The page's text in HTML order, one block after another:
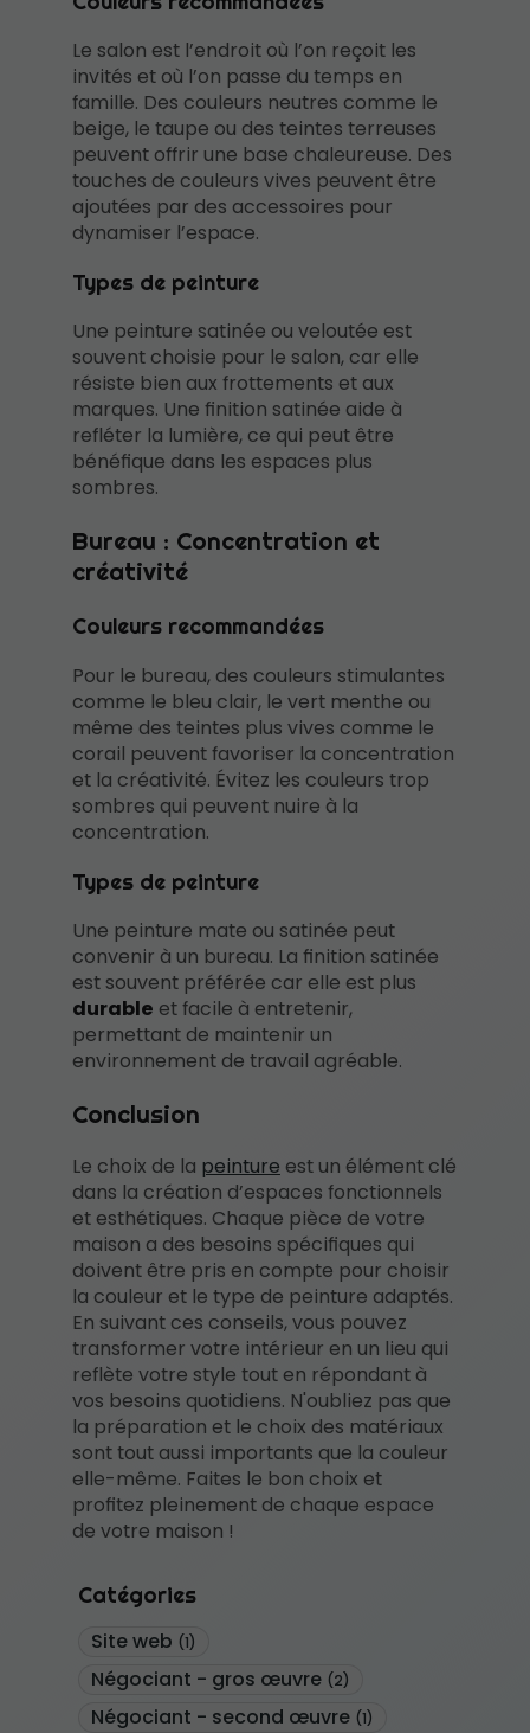
Catégories
Site web (1)
Négociant - gros œuvre (2)
Négociant - second œuvre (1)
Le salon est l’endroit où l’on reçoit les
invités et où l’on passe du temps en
famille. Des couleurs neutres comme le
beige, le taupe ou des teintes terreuses
peuvent offrir une base chaleureuse. Des
touches de couleurs vives peuvent être
ajoutées par des accessoires pour
dynamiser l’espace.
Types de peinture
Une peinture satinée ou veloutée est
souvent choisie pour le salon, car elle
résiste bien aux frottements et aux
marques. Une finition satinée aide à
refléter la lumière, ce qui peut être
bénéfique dans les espaces plus
sombres.
Bureau : Concentration et
créativité
Couleurs recommandées
Pour le bureau, des couleurs stimulantes
comme le bleu clair, le vert menthe ou
même des teintes plus vives comme le
corail peuvent favoriser la concentration
et la créativité. Évitez les couleurs trop
sombres qui peuvent nuire à la
concentration.
Types de peinture
Une peinture mate ou satinée peut
convenir à un bureau. La finition satinée
est souvent préférée car elle est plus
durable et facile à entretenir,
permettant de maintenir un
environnement de travail agréable.
Conclusion
Le choix de la peinture est un élément clé
dans la création d’espaces fonctionnels
et esthétiques. Chaque pièce de votre
maison a des besoins spécifiques qui
doivent être pris en compte pour choisir
la couleur et le type de peinture adaptés.
En suivant ces conseils, vous pouvez
transformer votre intérieur en un lieu qui
reflète votre style tout en répondant à
vos besoins quotidiens. N'oubliez pas que
la préparation et le choix des matériaux
sont tout aussi importants que la couleur
elle-même. Faites le bon choix et
profitez pleinement de chaque espace
de votre maison !